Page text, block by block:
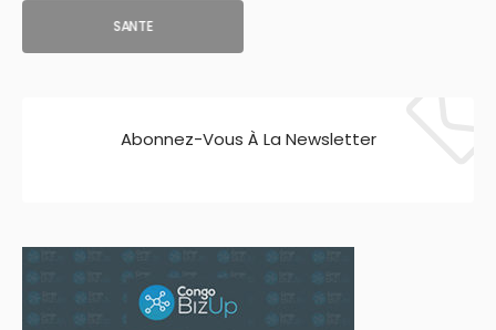
SANTE
Abonnez-Vous À La Newsletter